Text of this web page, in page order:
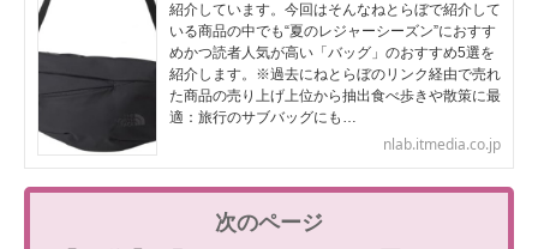
紹介しています。今回はそんなねとらぼで紹介して
いる商品の中でも“夏のレジャーシーズン”におすす
めかつ読者人気が高い「バッグ」のおすすめ5選を
紹介します。※過去にねとらぼのリンク経由で売れ
た商品の売り上げ上位から抽出食べ歩きや散策に最
適：旅行のサブバッグにも…
nlab.itmedia.co.jp